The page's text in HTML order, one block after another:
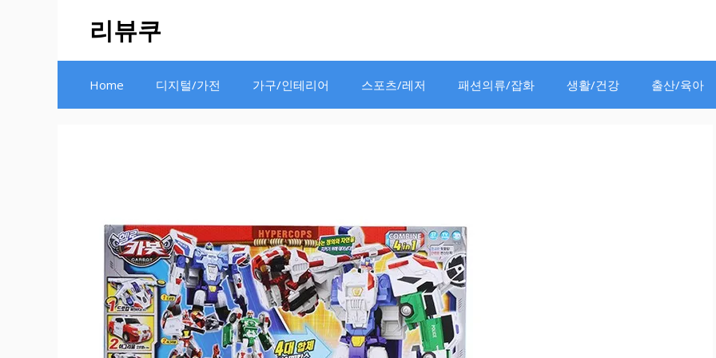
리뷰쿠
Home 디지털/가전 가구/인테리어 스포츠/레저 패션의류/잡화 생활/건강 출산/육아